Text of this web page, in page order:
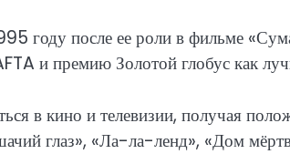
году после ее роли в фильме
и премию Золотой глобус как
в кино и телевизии, получая
глаз», «Ла-ла-ленд», «Дом